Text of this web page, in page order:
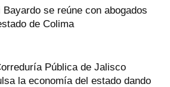
Bayardo se reúne con abogados
de Colima
Pública de Jalisco
la economía del estado dando